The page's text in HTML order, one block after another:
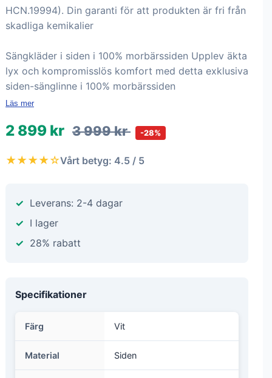
HCN.19994). Din garanti för att produkten är fri från
skadliga kemikalier
Sängkläder i siden i 100% morbärssiden Upplev äkta
lyx och kompromisslös komfort med detta exklusiva
siden-sänglinne i 100% morbärssiden
Läs mer
2 899 kr 3 999 kr -28%
★★★★☆Vårt betyg: 4.5 / 5
Leverans: 2-4 dagar
I lager
28% rabatt
Specifikationer
Färg Vit
Material Siden